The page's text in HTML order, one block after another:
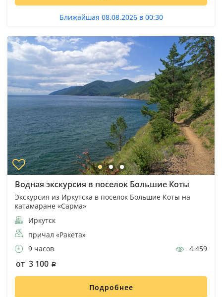
Ближайшая 08.08.2026 в 00:30
Водная экскурсия в поселок Большие Коты
Экскурсия из Иркутска в поселок Большие Коты на
катамаране «Сарма»
Иркутск
причал «Ракета»
9 часов
4 459
от 3 100
Подробнее